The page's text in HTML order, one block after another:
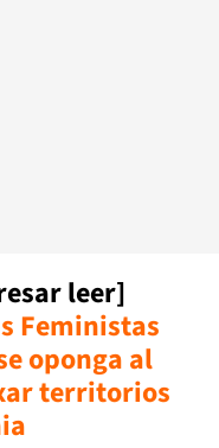
leer]
Feministas
oponga al
territorios